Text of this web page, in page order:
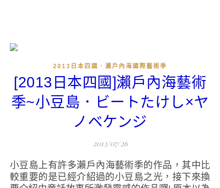
2013日本四國．瀨戶內海國際藝術季
[2013日本四國]瀨戶內海藝術
季~小豆島．ビートたけし×ヤ
ノベケンジ
2013/07/26
小豆島上有許多瀨戶內海藝術季的作品，其中比
較重要的是已經介紹過的小豆島之光，接下來換